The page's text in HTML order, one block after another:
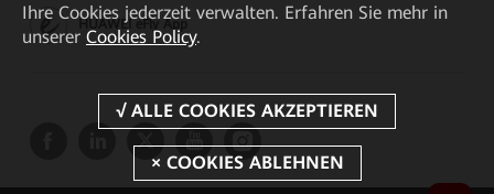
HUAWEI eFly App
Ihre Cookies jederzeit verwalten. Erfahren Sie mehr in
unserer Cookies Policy.